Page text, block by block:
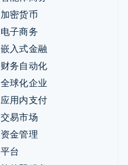
加密货币
电子商务
嵌入式金融
财务自动化
全球化企业
应用内支付
交易市场
资金管理
平台